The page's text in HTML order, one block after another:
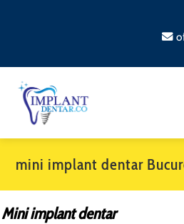
mini implant dentar
Mini implant dentar